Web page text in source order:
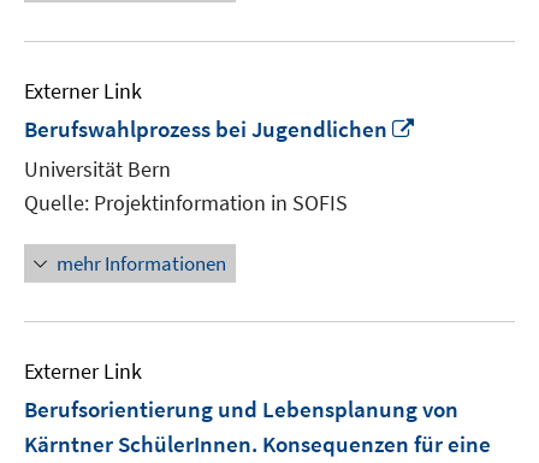
Externer Link
Berufswahlprozess bei Jugendlichen
Universität Bern
Quelle: Projektinformation in SOFIS
mehr Informationen
Externer Link
Berufsorientierung und Lebensplanung von
Kärntner SchülerInnen. Konsequenzen für eine